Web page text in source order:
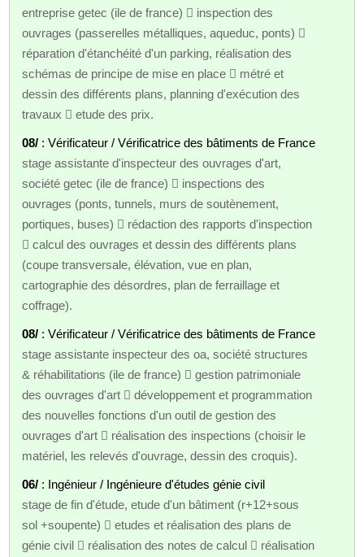
entreprise getec (ile de france)  inspection des
ouvrages (passerelles métalliques, aqueduc, ponts) 
réparation d'étanchéité d'un parking, réalisation des
schémas de principe de mise en place  métré et
dessin des différents plans, planning d'exécution des
travaux  etude des prix.
08/ : Vérificateur / Vérificatrice des bâtiments de France
stage assistante d'inspecteur des ouvrages d'art,
société getec (ile de france)  inspections des
ouvrages (ponts, tunnels, murs de soutènement,
portiques, buses)  rédaction des rapports d'inspection
 calcul des ouvrages et dessin des différents plans
(coupe transversale, élévation, vue en plan,
cartographie des désordres, plan de ferraillage et
coffrage).
08/ : Vérificateur / Vérificatrice des bâtiments de France
stage assistante inspecteur des oa, société structures
& réhabilitations (ile de france)  gestion patrimoniale
des ouvrages d'art  développement et programmation
des nouvelles fonctions d'un outil de gestion des
ouvrages d'art  réalisation des inspections (choisir le
matériel, les relevés d'ouvrage, dessin des croquis).
06/ : Ingénieur / Ingénieure d'études génie civil
stage de fin d'étude, etude d'un bâtiment (r+12+sous
sol +soupente)  etudes et réalisation des plans de
génie civil  réalisation des notes de calcul  réalisation